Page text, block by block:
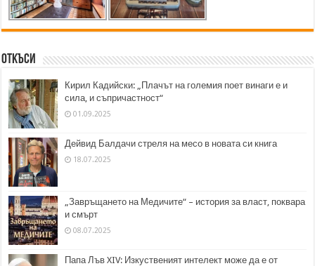
Откъси
Кирил Кадийски: „Плачът на големия поет винаги е и
сила, и съпричастност“
01.09.2025
Дейвид Балдачи стреля на месо в новата си книга
18.07.2025
„Завръщането на Медичите“ – история за власт, поквара
и смърт
08.07.2025
Папа Лъв XIV: Изкуственият интелект може да е от